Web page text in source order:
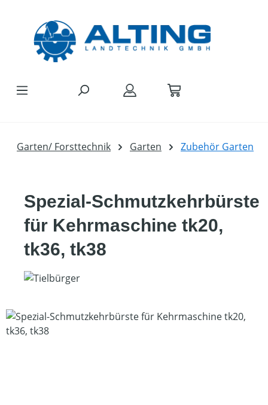
Garten/ Forsttechnik Garten Zubehör Garten
Spezial-Schmutzkehrbürste
für Kehrmaschine tk20,
tk36, tk38
Bildergalerie überspringen